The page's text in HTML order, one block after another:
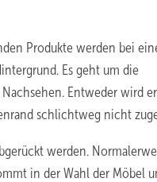
Produkte werden bei
Es geht um die
Entweder wird
schlichtweg nicht
werden.
in der Wahl der Möbel